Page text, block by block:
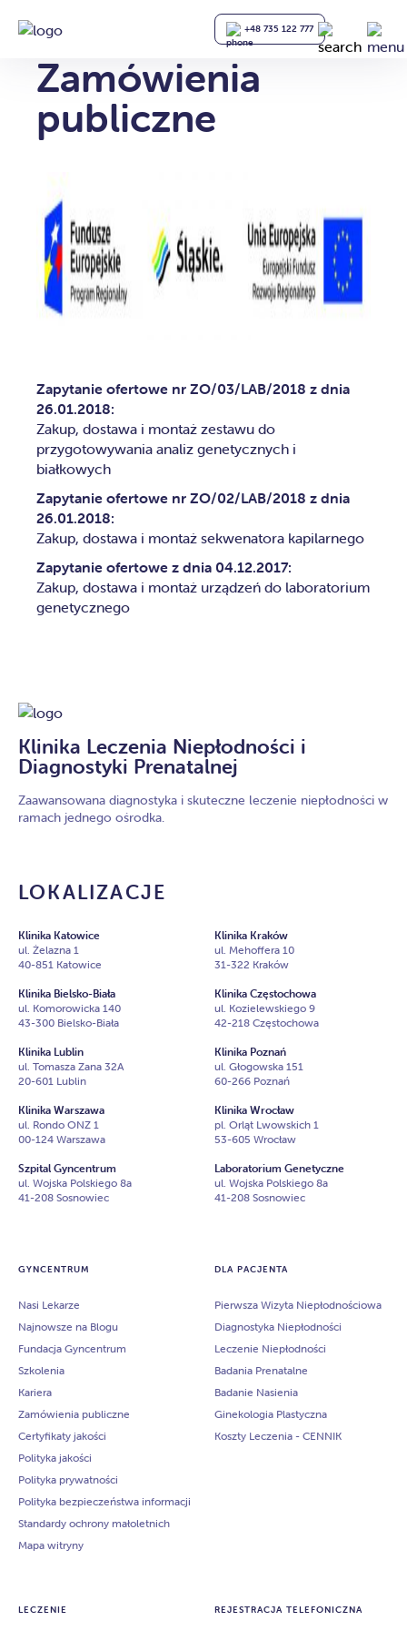
+48 735 122 777
Zamówienia
publiczne
Zapytanie ofertowe nr ZO/03/LAB/2018 z dnia
26.01.2018:
Zakup, dostawa i montaż zestawu do
przygotowywania analiz genetycznych i
białkowych
Zapytanie ofertowe nr ZO/02/LAB/2018 z dnia
26.01.2018:
Zakup, dostawa i montaż sekwenatora kapilarnego
Zapytanie ofertowe z dnia 04.12.2017:
Zakup, dostawa i montaż urządzeń do laboratorium
genetycznego
Klinika Leczenia Niepłodności i
Diagnostyki Prenatalnej
Zaawansowana diagnostyka i skuteczne leczenie niepłodności w
ramach jednego ośrodka.
GYNCENTRUM
Nasi Lekarze
Najnowsze na Blogu
Fundacja Gyncentrum
Szkolenia
Kariera
Zamówienia publiczne
Certyfikaty jakości
Polityka jakości
Polityka prywatności
Polityka bezpieczeństwa informacji
Standardy ochrony małoletnich
Mapa witryny
DLA PACJENTA
Pierwsza Wizyta Niepłodnościowa
Diagnostyka Niepłodności
Leczenie Niepłodności
Badania Prenatalne
Badanie Nasienia
Ginekologia Plastyczna
Koszty Leczenia - CENNIK
LECZENIE
LOKALIZACJE
Klinika Katowice
ul. Żelazna 1
40-851 Katowice
Klinika Kraków
ul. Mehoffera 10
31-322 Kraków
Klinika Bielsko-Biała
ul. Komorowicka 140
43-300 Bielsko-Biała
Klinika Częstochowa
ul. Kozielewskiego 9
42-218 Częstochowa
Klinika Lublin
ul. Tomasza Zana 32A
20-601 Lublin
Klinika Poznań
ul. Głogowska 151
60-266 Poznań
Klinika Warszawa
ul. Rondo ONZ 1
00-124 Warszawa
Klinika Wrocław
pl. Orląt Lwowskich 1
53-605 Wrocław
Szpital Gyncentrum
ul. Wojska Polskiego 8a
41-208 Sosnowiec
Laboratorium Genetyczne
ul. Wojska Polskiego 8a
41-208 Sosnowiec
REJESTRACJA TELEFONICZNA